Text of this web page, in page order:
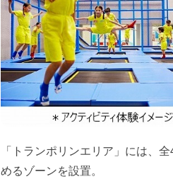
「トランポリンエリア」には、
めるゾーンを設置。